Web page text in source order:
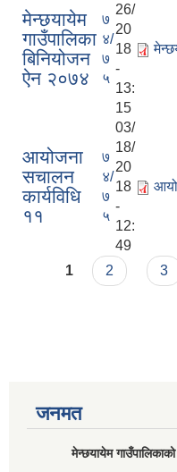
मेन्छयायेम
गाउँपालिका
बिनियोजन
ऐन २०७४
७
४/
७
५
26/
20
18
-
13:
15
आयोजना
स‌चालन
कार्यविधि
११
७
४/
७
५
03/
18/
20
18
-
12:
49
Pages
1 2 3
जनमत
मेन्छयायेम